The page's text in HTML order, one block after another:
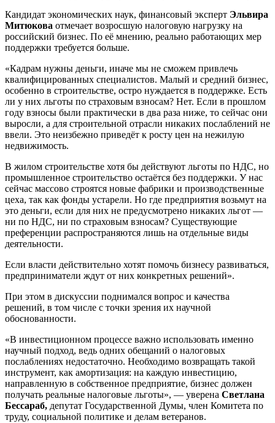
Кандидат экономических наук, финансовый эксперт Эльвира
Митюкова отмечает возросшую налоговую нагрузку на
российский бизнес. По её мнению, реально работающих мер
поддержки требуется больше.
«Кадрам нужны деньги, иначе мы не сможем привлечь
квалифицированных специалистов. Малый и средний бизнес,
особенно в строительстве, остро нуждается в поддержке. Есть
ли у них льготы по страховым взносам? Нет. Если в прошлом
году взносы были практически в два раза ниже, то сейчас они
выросли, а для строительной отрасли никаких послаблений не
ввели. Это неизбежно приведёт к росту цен на нежилую
недвижимость.
В жилом строительстве хотя бы действуют льготы по НДС, но
промышленное строительство остаётся без поддержки. У нас
сейчас массово строятся новые фабрики и производственные
цеха, так как фонды устарели. Но где предприятия возьмут на
это деньги, если для них не предусмотрено никаких льгот —
ни по НДС, ни по страховым взносам? Существующие
преференции распространяются лишь на отдельные виды
деятельности.
Если власти действительно хотят помочь бизнесу развиваться,
предприниматели ждут от них конкретных решений».
При этом в дискуссии поднимался вопрос и качества
решений, в том числе с точки зрения их научной
обоснованности.
«В инвестиционном процессе важно использовать именно
научный подход, ведь одних обещаний о налоговых
послаблениях недостаточно. Необходимо возвращать такой
инструмент, как амортизация: на каждую инвестицию,
направленную в собственное предприятие, бизнес должен
получать реальные налоговые льготы», — уверена Светлана
Бессараб, депутат Государственной Думы, член Комитета по
труду, социальной политике и делам ветеранов.